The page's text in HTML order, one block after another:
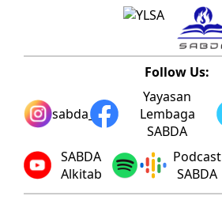
Follow Us:
sabda_ylsa
Yayasan
Lembaga
SABDA
SABDA
Alkitab
Podcast
SABDA